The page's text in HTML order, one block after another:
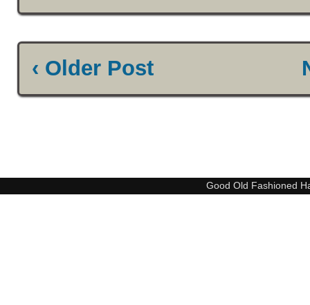
‹ Older Post
Good Old Fashioned